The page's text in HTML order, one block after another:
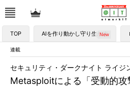
TOP AIを作り動かし守り生かす
連載
Metasploitによる「受動的
セキュリティ・ダークナイト ライジ